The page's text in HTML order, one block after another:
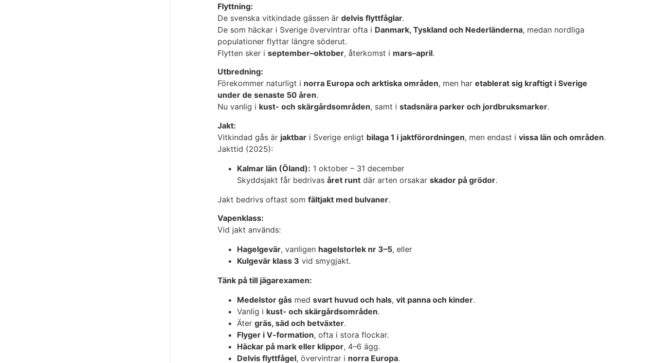
Flyttning:
De svenska vitkindade gässen är delvis flyttfåglar.
De som häckar i Sverige övervintrar ofta i Danmark, Tyskland och Nederländerna, medan nordliga
populationer flyttar längre söderut.
Flytten sker i september–oktober, återkomst i mars–april.
Utbredning:
Förekommer naturligt i norra Europa och arktiska områden, men har etablerat sig kraftigt i Sverige
under de senaste 50 åren.
Nu vanlig i kust- och skärgårdsområden, samt i stadsnära parker och jordbruksmarker.
Jakt:
Vitkindad gås är jaktbar i Sverige enligt bilaga 1 i jaktförordningen, men endast i vissa län och områden.
Jakttid (2025):
Kalmar län (Öland): 1 oktober – 31 december
Skyddsjakt får bedrivas året runt där arten orsakar skador på grödor.
Jakt bedrivs oftast som fältjakt med bulvaner.
Vapenklass:
Vid jakt används:
Hagelgevär, vanligen hagelstorlek nr 3–5, eller
Kulgevär klass 3 vid smygjakt.
Tänk på till jägarexamen:
Medelstor gås med svart huvud och hals, vit panna och kinder.
Vanlig i kust- och skärgårdsområden.
Äter gräs, säd och betväxter.
Flyger i V-formation, ofta i stora flockar.
Häckar på mark eller klippor, 4–6 ägg.
Delvis flyttfågel, övervintrar i norra Europa.